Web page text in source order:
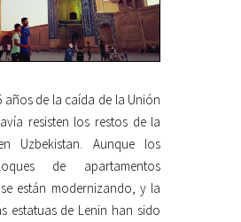
años de la caída de la Unión
resisten los restos de la
Uzbekistan. Aunque los
de apartamentos
están modernizando, y la
estatuas de Lenin han sido